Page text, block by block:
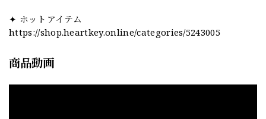
✦ ホットアイテム
https://shop.heartkey.online/categories/5243005
商品動画